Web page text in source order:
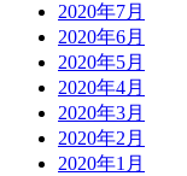
2020年7月
2020年6月
2020年5月
2020年4月
2020年3月
2020年2月
2020年1月